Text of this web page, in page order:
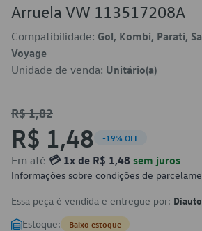
Arruela VW 113517208A
Compatibilidade: Gol, Kombi, Parati,
Voyage
Unidade de venda: Unitário(a)
R$ 1,82
R$ 1,48 -19% OFF
Em até 💳 1x de R$ 1,48 sem juros
Informações sobre condições de
Essa peça é vendida e entregue por: Diauto
Estoque: Baixo estoque